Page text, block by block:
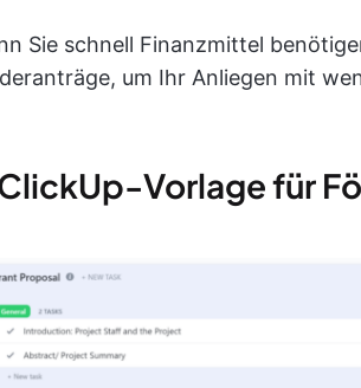
Sie schnell Finanzmittel
um Ihr Anliegen mit
Vorlage für